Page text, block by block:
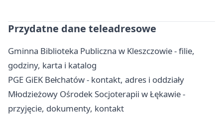
Przydatne dane teleadresowe
Gminna Biblioteka Publiczna w Kleszczowie - filie,
godziny, karta i katalog
PGE GiEK Bełchatów - kontakt, adres i oddziały
Młodzieżowy Ośrodek Socjoterapii w Łękawie -
przyjęcie, dokumenty, kontakt